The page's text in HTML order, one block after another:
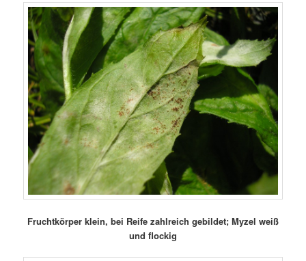
Fruchtkörper klein, bei Reife zahlreich gebildet; Myzel weiß
und flockig